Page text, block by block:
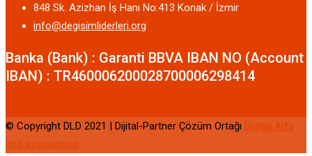
848 Sk. Azizhan İş Hanı No:413 Konak / İzmir
info@degisimliderleri.org
Banka (Bank) : Garanti BBVA IBAN NO (Account
IBAN) : TR460006200028700006298414
© Copyright DLD 2021 | Dijital-Partner Çözüm Ortağı Digital Arts
and Innovations